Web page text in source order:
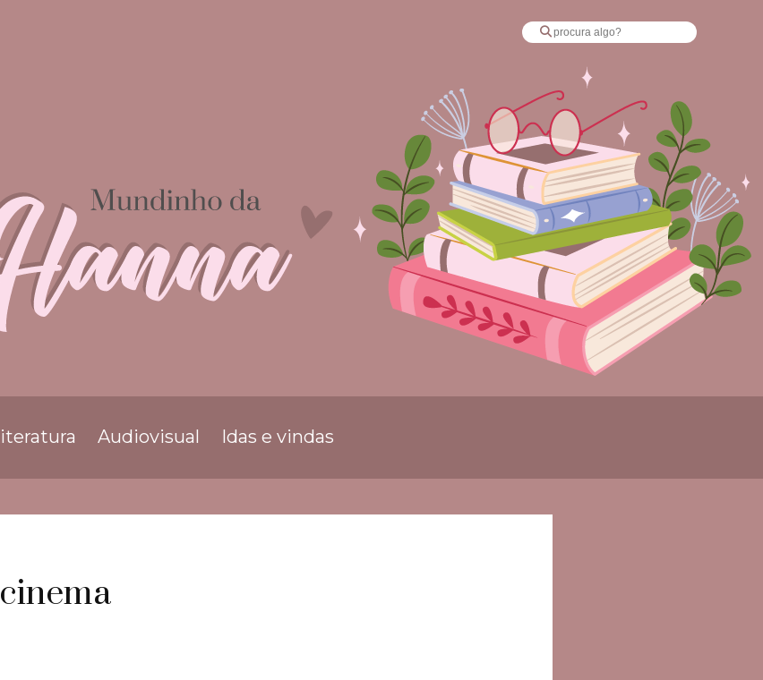
Audiovisual Idas e vindas